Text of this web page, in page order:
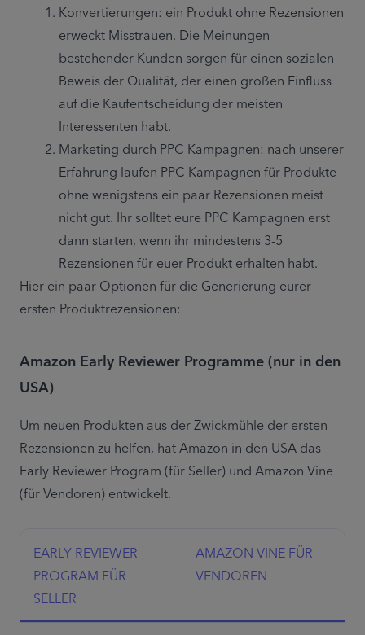
Konvertierungen: ein Produkt ohne Rezensionen
erweckt Misstrauen. Die Meinungen
bestehender Kunden sorgen für einen sozialen
Beweis der Qualität, der einen großen Einfluss
auf die Kaufentscheidung der meisten
Interessenten habt.
Marketing durch PPC Kampagnen: nach unserer
Erfahrung laufen PPC Kampagnen für Produkte
ohne wenigstens ein paar Rezensionen meist
nicht gut. Ihr solltet eure PPC Kampagnen erst
dann starten, wenn ihr mindestens 3-5
Rezensionen für euer Produkt erhalten habt.
Hier ein paar Optionen für die Generierung eurer
ersten Produktrezensionen:
Amazon Early Reviewer Programme (nur in den
USA)
Um neuen Produkten aus der Zwickmühle der ersten
Rezensionen zu helfen, hat Amazon in den USA das
Early Reviewer Program (für Seller) und Amazon Vine
(für Vendoren) entwickelt.
EARLY REVIEWER
PROGRAM FÜR
SELLER
AMAZON VINE FÜR
VENDOREN